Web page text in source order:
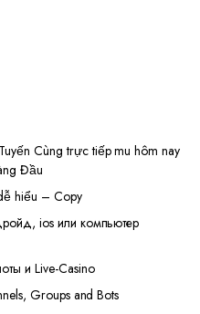
Cùng trực tiếp mu hôm nay
Đầu
hiểu – Copy
ios или компьютер
и Live-Casino
Groups and Bots